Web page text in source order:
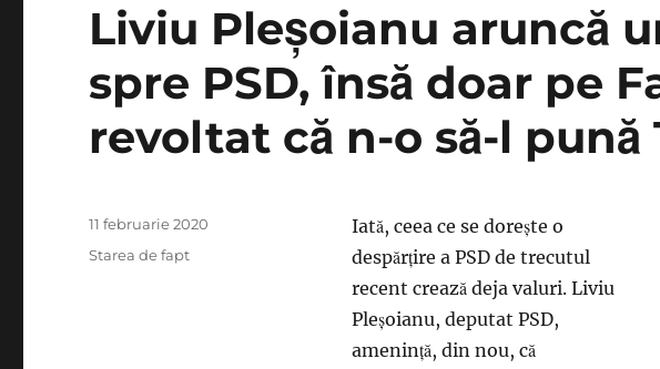
Liviu Pleşoianu aruncă
spre PSD, însă doar pe
revoltat că n-o să-l pună
Iată, ceea ce se doreşte o
despărţire a PSD de trecutul
recent crează deja valuri. Liviu
Pleşoianu, deputat PSD,
ameninţă, din nou, că
Publicat
11 februarie 2020
Categorii
Starea de fapt